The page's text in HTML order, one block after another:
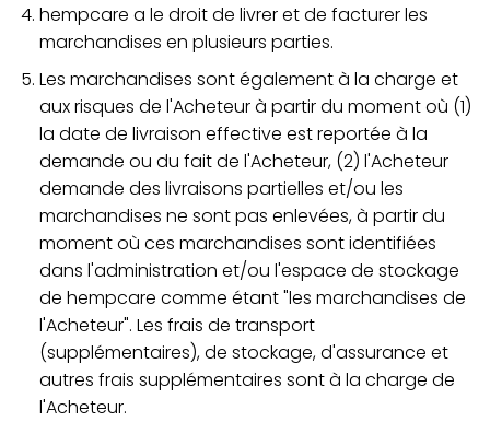
hempcare a le droit de livrer et de facturer les
marchandises en plusieurs parties.
Les marchandises sont également à la charge et
aux risques de l'Acheteur à partir du moment où (1)
la date de livraison effective est reportée à la
demande ou du fait de l'Acheteur, (2) l'Acheteur
demande des livraisons partielles et/ou les
marchandises ne sont pas enlevées, à partir du
moment où ces marchandises sont identifiées
dans l'administration et/ou l'espace de stockage
de hempcare comme étant "les marchandises de
l'Acheteur". Les frais de transport
(supplémentaires), de stockage, d'assurance et
autres frais supplémentaires sont à la charge de
l'Acheteur.